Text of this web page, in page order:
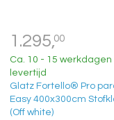
1.295,00
Ca. 10 - 15 werkdagen
levertijd
Glatz Fortello® Pro
Easy 400x300cm
(Off white)